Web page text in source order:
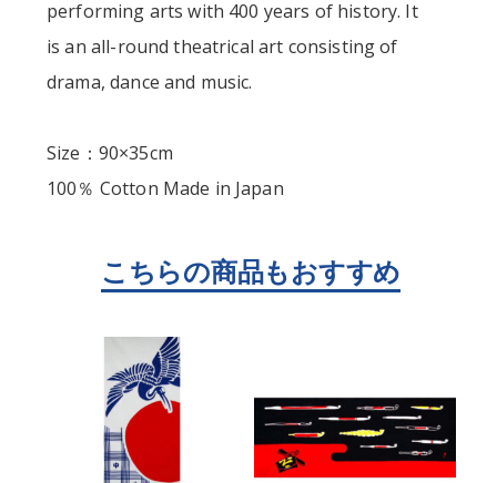
performing arts with 400 years of history. It
is an all-round theatrical art consisting of
drama, dance and music.
Size：90×35cm
100％ Cotton Made in Japan